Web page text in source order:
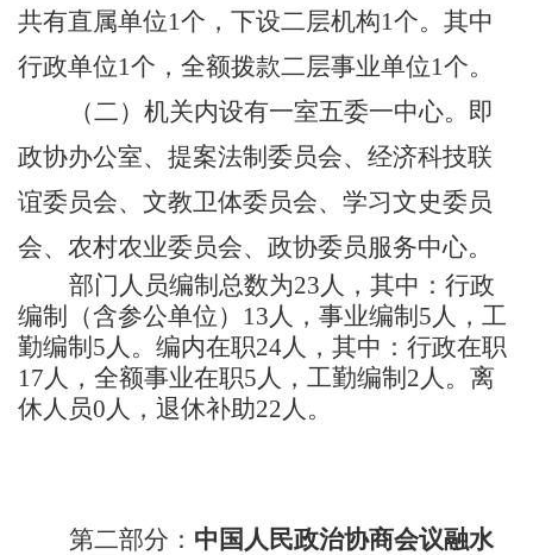
共有直属单位1个，下设二层机构1个。其中
行政单位1个，全额拨款二层事业单位1个。
（二） 机关内设有一室五委一中心。即
政协办公室、提案法制委员会、经济科技联
谊委员会、文教卫体委员会、学习文史委员
会、农村农业委员会、政协委员服务中心。
部门人员编制总数为23人，其中：行政
编制（含参公单位）13人，事业编制5人，工
勤编制5人。编内在职24人，其中：行政在职
17人，全额事业在职5人，工勤编制2人。离
休人员0人，退休补助22人。
第二部分： 中国人民政治协商会议融水